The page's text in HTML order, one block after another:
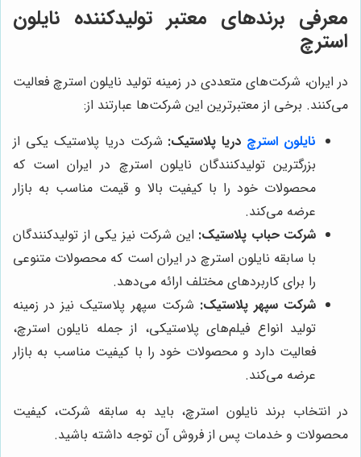
معرفی برندهای معتبر تولیدکننده نایلون
استرچ
در ایران، شرکت‌های متعددی در زمینه تولید نایلون استرچ فعالیت
می‌کنند. برخی از معتبرترین این شرکت‌ها عبارتند از:
نایلون استرچ دریا پلاستیک: شرکت دریا پلاستیک یکی از
بزرگترین تولیدکنندگان نایلون استرچ در ایران است که
محصولات خود را با کیفیت بالا و قیمت مناسب به بازار
عرضه می‌کند.
شرکت حباب پلاستیک: این شرکت نیز یکی از تولیدکنندگان
با سابقه نایلون استرچ در ایران است که محصولات متنوعی
را برای کاربردهای مختلف ارائه می‌دهد.
شرکت سپهر پلاستیک: شرکت سپهر پلاستیک نیز در زمینه
تولید انواع فیلم‌های پلاستیکی، از جمله نایلون استرچ،
فعالیت دارد و محصولات خود را با کیفیت مناسب به بازار
عرضه می‌کند.
در انتخاب برند نایلون استرچ، باید به سابقه شرکت، کیفیت
محصولات و خدمات پس از فروش آن توجه داشته باشید.